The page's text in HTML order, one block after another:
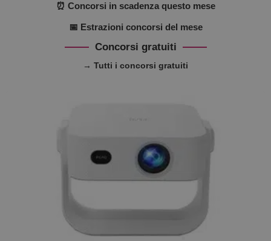
⏰ Concorsi in scadenza questo mese
📅 Estrazioni concorsi del mese
Concorsi gratuiti
→ Tutti i concorsi gratuiti